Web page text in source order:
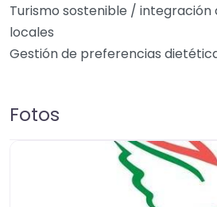
Turismo sostenible / integración
locales
Gestión de preferencias
Fotos